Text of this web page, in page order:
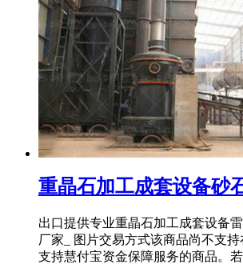
重晶石加工成套设备砂
出口提供专业重晶石加工成套设备雷
厂家_ 图片交易方式该商品尚不支
支持慧付宝资金保障服务的商品。